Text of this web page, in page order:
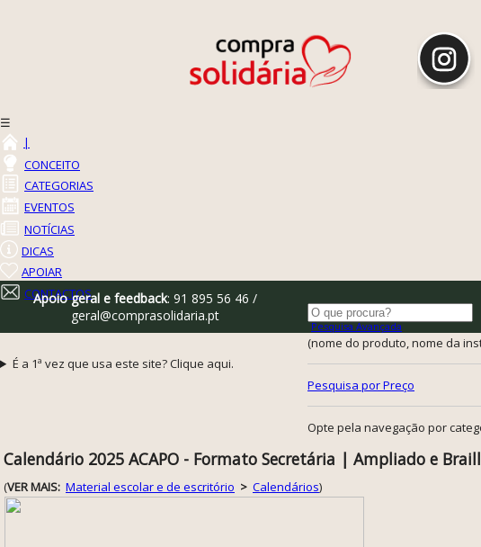
☰
|
CONCEITO
CATEGORIAS
EVENTOS
NOTÍCIAS
DICAS
APOIAR
CONTACTOS
Pesquisa Avançada
(nome do produto, nome da
Pesquisa por Preço
Opte pela navegação por
Apoio geral e feedback: 91 895 56 46 /
geral@comprasolidaria.pt
É a 1ª vez que usa este site? Clique aqui.
Calendário 2025 ACAPO - Formato Secretária | Ampliado e
(VER MAIS: Material escolar e de escritório > Calendários)